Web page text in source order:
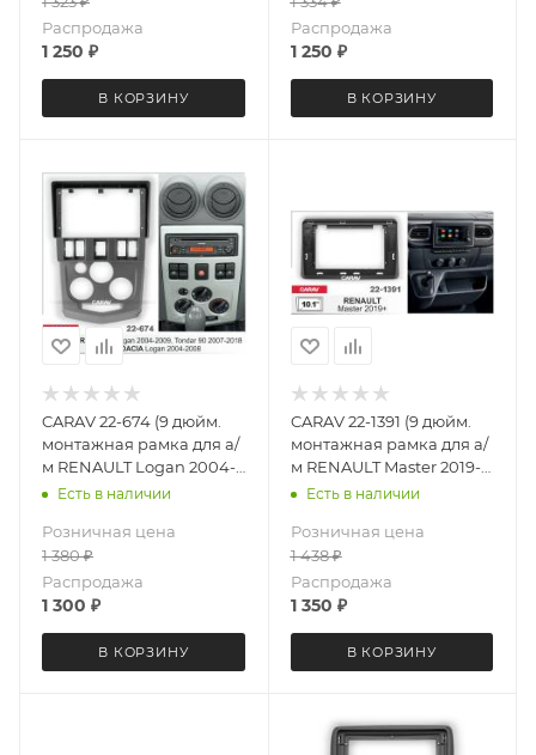
Распродажа
1 250 ₽
В КОРЗИНУ
Распродажа
1 250 ₽
В КОРЗИНУ
CARAV 22-674 (9 дюйм.
монтажная рамка для а/
м RENAULT Logan 2004-
2009, Tondar 90 2007+ /
Есть в наличии
Розничная цена
1 380₽
Распродажа
1 300 ₽
В КОРЗИНУ
CARAV 22-1391 (9 дюйм.
монтажная рамка для а/
м RENAULT Master 2019-
2024Есть в наличии
Розничная цена
1 438₽
Распродажа
1 350 ₽
В КОРЗИНУ